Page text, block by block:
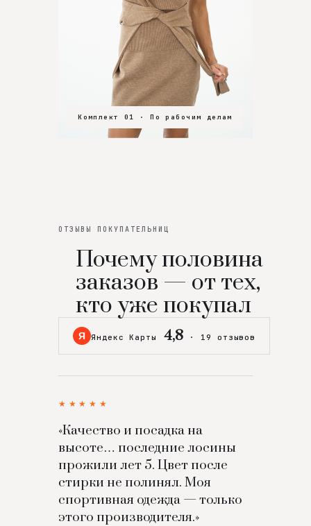
Комплект 01 · По рабочим делам
Комплект 02 · В зал
Комплект 03 · На особенный вечер
ОТЗЫВЫ ПОКУПАТЕЛЬНИЦ
Почему половина
заказов — от тех,
кто уже покупал
Я Яндекс Карты 4,8 · 19 отзывов
★★★★★
«Качество и посадка на
высоте… последние лосины
прожили лет 5. Цвет после
стирки не полинял. Моя
спортивная одежда — только
этого производителя.»